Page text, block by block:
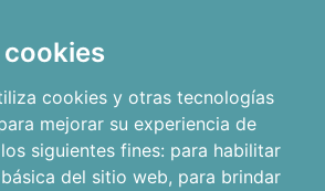
cookies y otras tecnologías
mejorar su experiencia de
siguientes fines: para habilitar
del sitio web, para brindar